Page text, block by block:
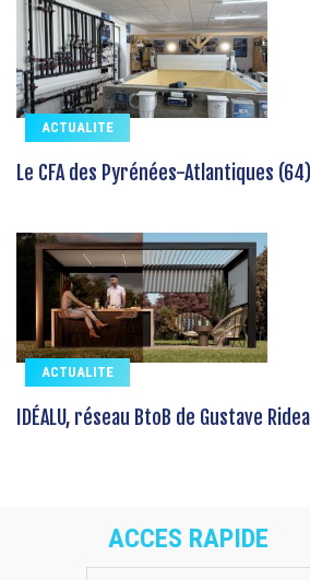
ACTUALITE
Le CFA des Pyrénées-Atlantiques
ACTUALITE
IDÉALU, réseau BtoB de Gustave
ACCES RAPIDE